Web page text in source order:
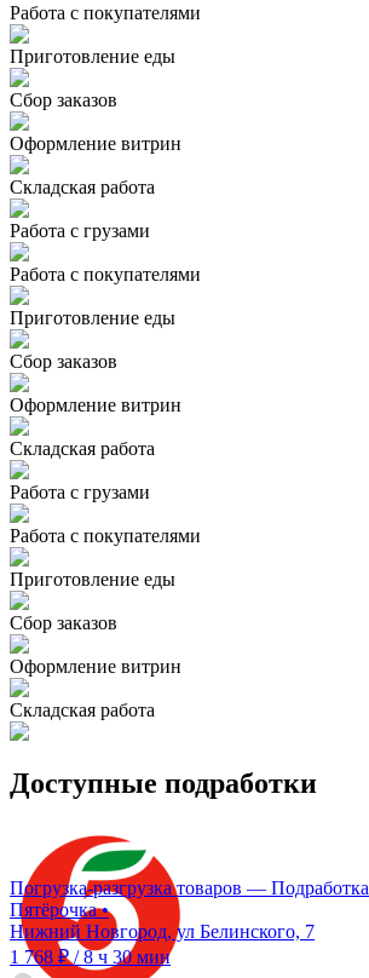
Работа с покупателями
Приготовление еды
Сбор заказов
Оформление витрин
Складская работа
Работа с грузами
Работа с покупателями
Приготовление еды
Сбор заказов
Оформление витрин
Складская работа
Работа с грузами
Работа с покупателями
Приготовление еды
Сбор заказов
Оформление витрин
Складская работа
Доступные подработки
Погрузка-разгрузка товаров — Подработка
Пятёрочка•
Нижний Новгород, ул Белинского, 7
1 768 ₽/8 ч 30 мин